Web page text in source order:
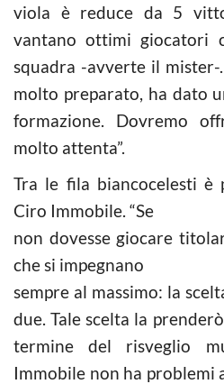
viola è reduce da 5
vantano ottimi giocatori
squadra -avverte il
molto preparato, ha dato
formazione. Dovremo
molto attenta”.
Tra le fila biancocelesti è
Ciro Immobile. “Se
non dovesse giocare
che si impegnano
sempre al massimo: la
due. Tale scelta la
termine del risveglio
Immobile non ha problemi